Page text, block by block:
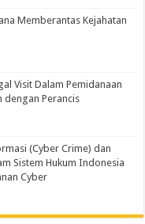
Memberantas Kejahatan
Visit Dalam Pemidanaan
dengan Perancis
(Cyber Crime) dan
Sistem Hukum Indonesia
Cyber